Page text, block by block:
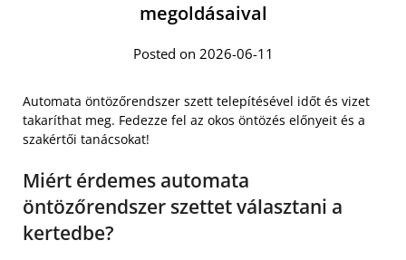
megoldásaival
Posted on 2026-06-11
Automata öntözőrendszer szett telepítésével időt és vizet
takaríthat meg. Fedezze fel az okos öntözés előnyeit és a
szakértői tanácsokat!
Miért érdemes automata
öntözőrendszer szettet választani a
kertedbe?